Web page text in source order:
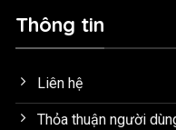
Thông tin
Liên hệ
Thỏa thuận người